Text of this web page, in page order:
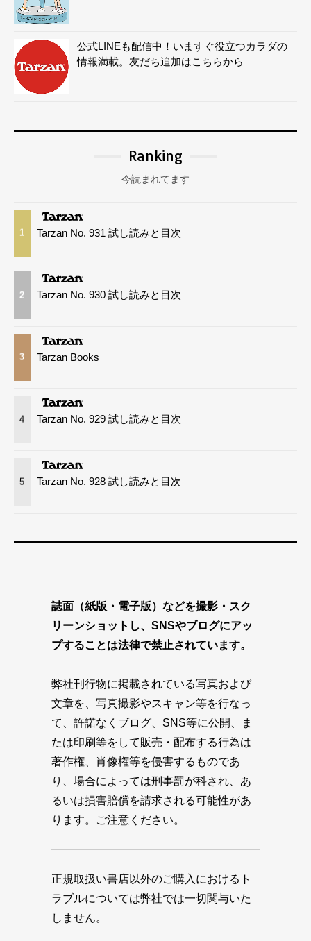
公式LINEも配信中！いますぐ役立つカラダの
情報満載。友だち追加はこちらから
Ranking
今読まれてます
1 Tarzan No. 931 試し読みと目次
2 Tarzan No. 930 試し読みと目次
3 Tarzan Books
4 Tarzan No. 929 試し読みと目次
5 Tarzan No. 928 試し読みと目次
誌面（紙版・電子版）などを撮影・スク
リーンショットし、SNSやブログにアッ
プすることは法律で禁止されています。
弊社刊行物に掲載されている写真および
文章を、写真撮影やスキャン等を行なっ
て、許諾なくブログ、SNS等に公開、ま
たは印刷等をして販売・配布する行為は
著作権、肖像権等を侵害するものであ
り、場合によっては刑事罰が科され、あ
るいは損害賠償を請求される可能性があ
ります。ご注意ください。
正規取扱い書店以外のご購入におけるト
ラブルについては弊社では一切関与いた
しません。